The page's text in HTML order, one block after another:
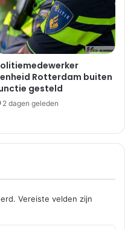
Rotterdam buiten
gesteld
2 dagen geleden
Vereiste velden zijn